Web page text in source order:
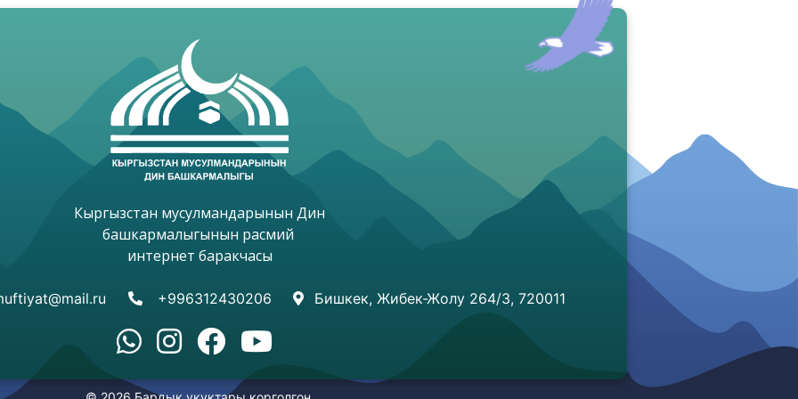
Кыргызстан мусулмандарынын Дин
башкармалыгынын расмий
интернет баракчасы
+996312430206 Бишкек, Жибек-Жолу 264/3, 720011